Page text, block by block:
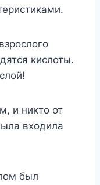
кислоты.
и никто от
входила
был